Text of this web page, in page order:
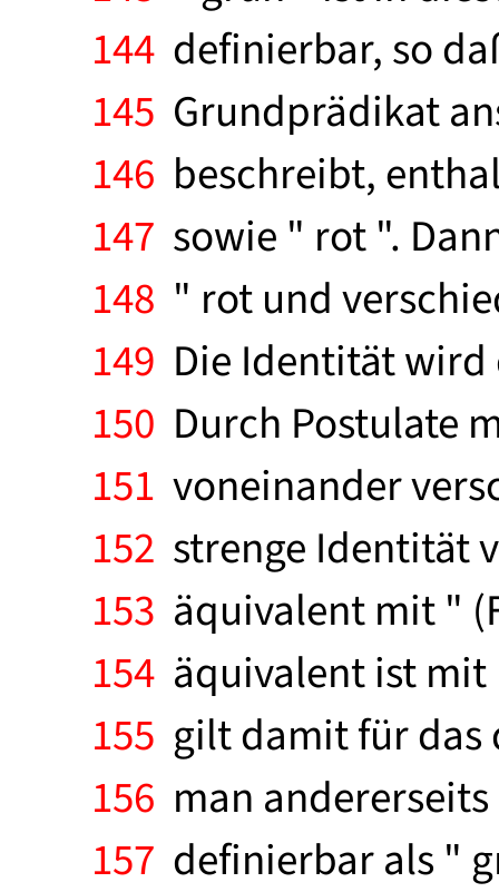
144 definierbar, so
145 Grundprädikat
146 beschreibt,
147 sowie " rot ".
148 " rot und
149 Die Identität wird
150 Durch Postulate
151 voneinander
152 strenge Identität
153 äquivalent mit "
154 äquivalent ist mit
155 gilt damit für das
156 man
157 definierbar als "